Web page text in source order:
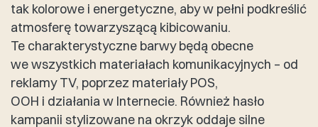
tak kolorowe i energetyczne, aby w pełni podkreślić
atmosferę towarzyszącą kibicowaniu.
Te charakterystyczne barwy będą obecne
we wszystkich materiałach komunikacyjnych – od
reklamy TV, poprzez materiały POS,
OOH i działania w Internecie. Również hasło
kampanii stylizowane na okrzyk oddaje silne